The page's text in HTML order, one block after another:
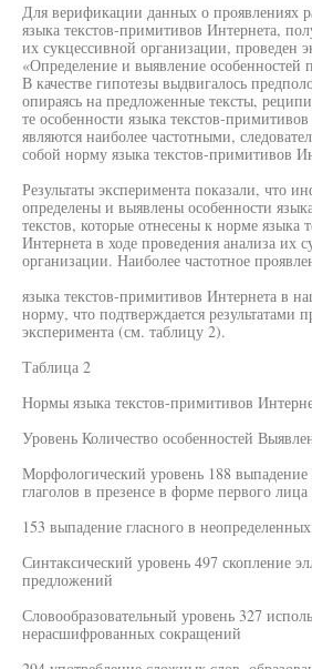
Для верификации данных о проявлениях
языка текстов-примитивов Интернета,
их сукцессивной организации, проведен
«Определение и выявление особенностей
В качестве гипотезы выдвигалось
опираясь на предложенные тексты,
те особенности языка текстов-
являются наиболее частотными,
собой норму языка текстов-примитивов
Результаты эксперимента показали, что
определены и выявлены особенности
текстов, которые отнесены к норме языка
Интернета в ходе проведения анализа их
организации. Наиболее частотное
языка текстов-примитивов Интернета в
норму, что подтверждается результатами
эксперимента (см. таблицу 2).
Таблица 2
Нормы языка текстов-примитивов
Уровень Количество особенностей
Морфологический уровень 188 выпадение
глаголов в презенсе в форме первого
153 выпадение гласного в
Синтаксический уровень 497 скопление
предложений
Словообразовательный уровень 327
нерасшифрованных сокращений